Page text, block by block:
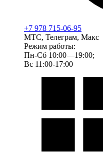
+7 978 715-06-95
МТС, Телеграм, Макс
Режим работы:
Пн-Сб 10:00—19:00;
Вс 11:00-17:00